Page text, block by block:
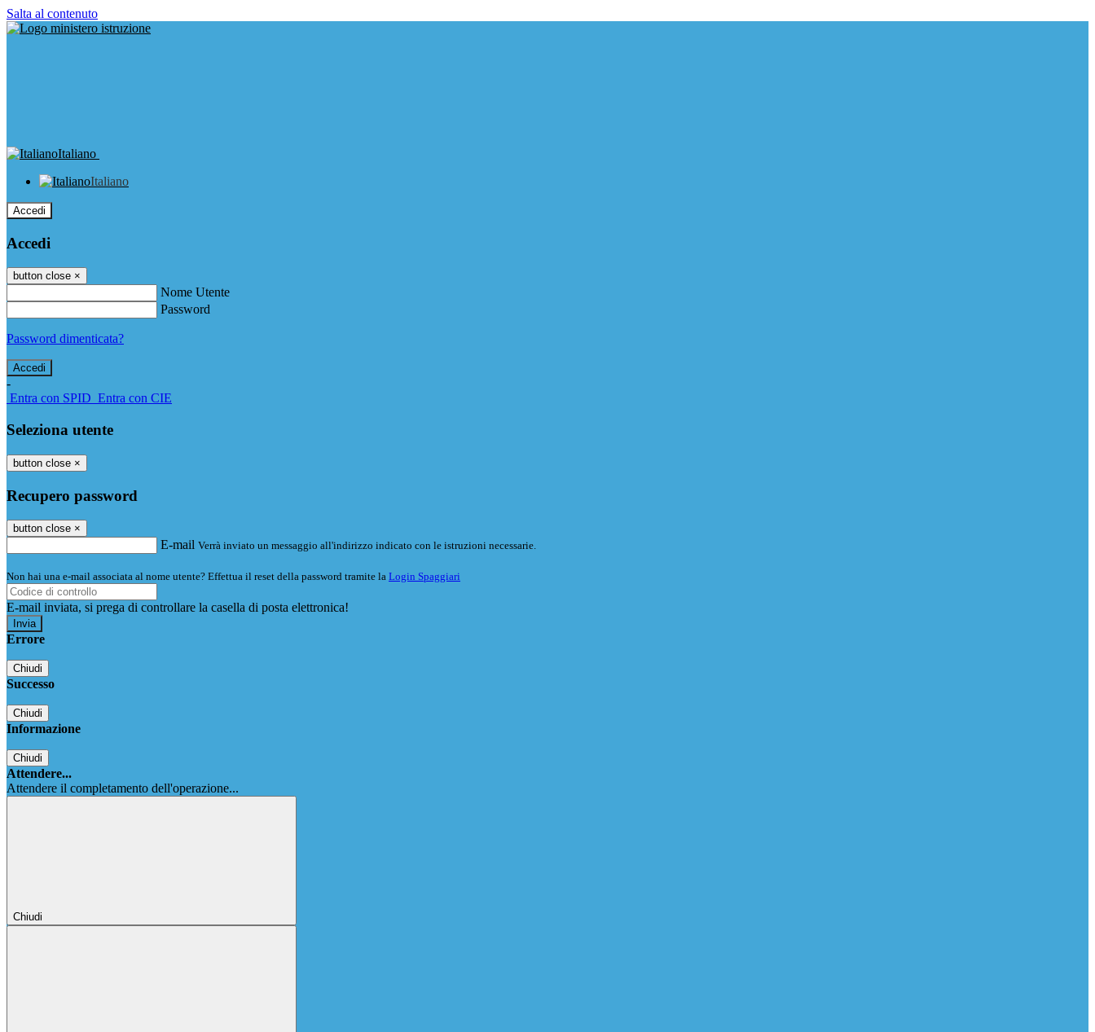
Salta al contenuto
Italiano
Italiano
Accedi
Accedi
button close ×
Nome Utente
Password
Password dimenticata?
-
Entra con SPID Entra con CIE
Seleziona utente
button close ×
Recupero password
button close ×
E-mail Verrà inviato un messaggio all'indirizzo indicato con le istruzioni necessarie.
Non hai una e-mail associata al nome utente? Effettua il reset della password tramite la Login Spaggiari
E-mail inviata, si prega di controllare la casella di posta elettronica!
Errore
Chiudi
Successo
Chiudi
Informazione
Chiudi
Attendere...
Attendere il completamento dell'operazione...
Chiudi